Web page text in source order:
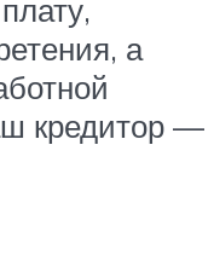
а
кредитор —